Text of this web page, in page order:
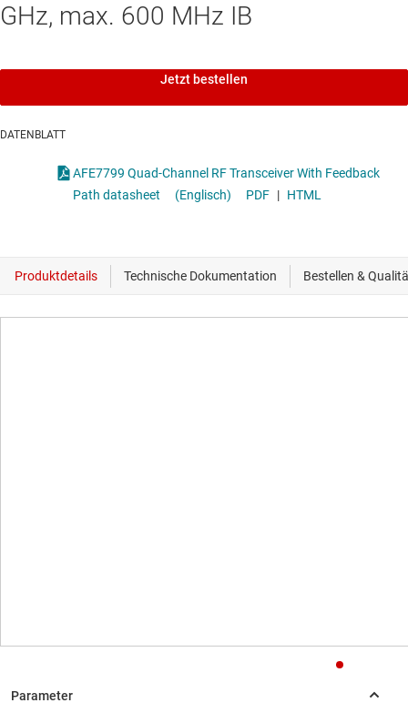
GHz, max. 600 MHz IB
Jetzt bestellen
DATENBLATT
AFE7799 Quad-Channel RF Transceiver With Feedback
Path datasheet
(Englisch) PDF | HTML